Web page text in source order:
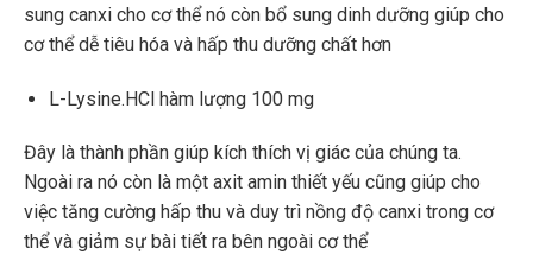
sung canxi cho cơ thể nó còn bổ sung dinh dưỡng giúp cho
cơ thể dễ tiêu hóa và hấp thu dưỡng chất hơn
L-Lysine.HCl hàm lượng 100 mg
Đây là thành phần giúp kích thích vị giác của chúng ta.
Ngoài ra nó còn là một axit amin thiết yếu cũng giúp cho
việc tăng cường hấp thu và duy trì nồng độ canxi trong cơ
thể và giảm sự bài tiết ra bên ngoài cơ thể